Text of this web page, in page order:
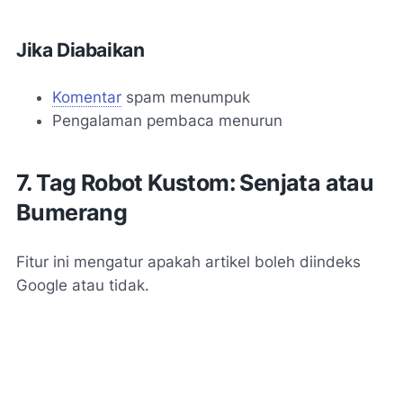
Jika Diabaikan
Komentar spam menumpuk
Pengalaman pembaca menurun
7. Tag Robot Kustom: Senjata atau
Bumerang
Fitur ini mengatur apakah artikel boleh diindeks
Google atau tidak.